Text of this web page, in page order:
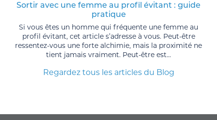
Sortir avec une femme au profil évitant : guide
pratique
Si vous êtes un homme qui fréquente une femme au
profil évitant, cet article s’adresse à vous. Peut-être
ressentez-vous une forte alchimie, mais la proximité ne
tient jamais vraiment. Peut-être est...
Regardez tous les articles du Blog